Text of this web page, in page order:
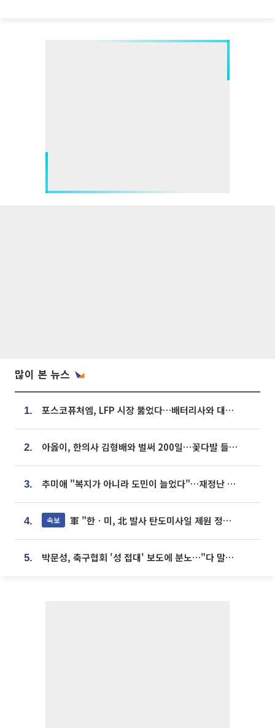
많이 본 뉴스
1. 포스코퓨처엠, LFP 시장 뚫었다…배터리사와 대규모 장기 공급 합의
2. 아옳이, 한의사 김형배와 벌써 200일⋯꽃다발 들고 "프러포즈 아냐"
3. 추미애 "복지가 아니라 도민이 늘었다"…재정난 책임론 정면돌파
4. 속보 軍 "한ㆍ미, 北 발사 탄도미사일 제원 정밀분석 중"
5. 박문성, 축구협회 '성 접대' 보도에 분노…"다 말아먹으려고 작정했나"